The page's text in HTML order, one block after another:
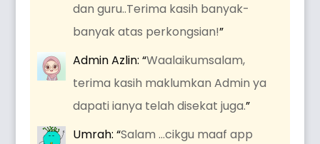
dan guru..Terima kasih banyak-
banyak atas perkongsian!”
Admin Azlin: “Waalaikumsalam,
terima kasih maklumkan Admin ya
dapati ianya telah disekat juga.”
Umrah: “Salam …cikgu maaf app